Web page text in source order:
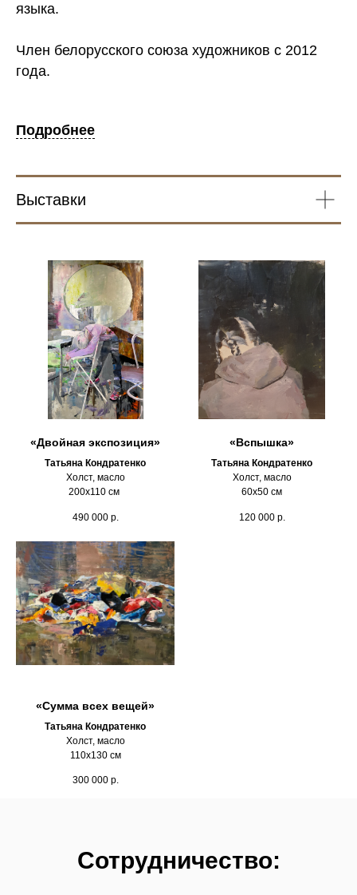
языка.
Член белорусского союза художников c 2012
года.
Подробнее
Выставки
«Двойная экспозиция»
Татьяна Кондратенко
Холст, масло
200х110 см
490 000 р.
«Вспышка»
Татьяна Кондратенко
Холст, масло
60х50 см
120 000 р.
«Сумма всех вещей»
Татьяна Кондратенко
Холст, масло
110х130 см
300 000 р.
Сотрудничество: